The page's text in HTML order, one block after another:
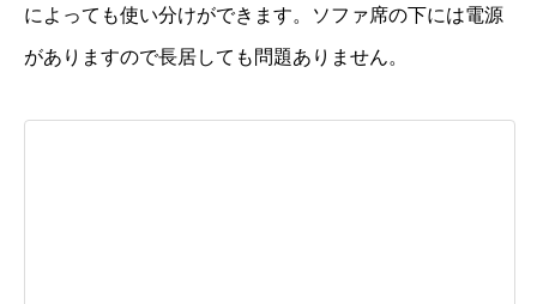
によっても使い分けができます。ソファ席の下には電源
がありますので長居しても問題ありません。